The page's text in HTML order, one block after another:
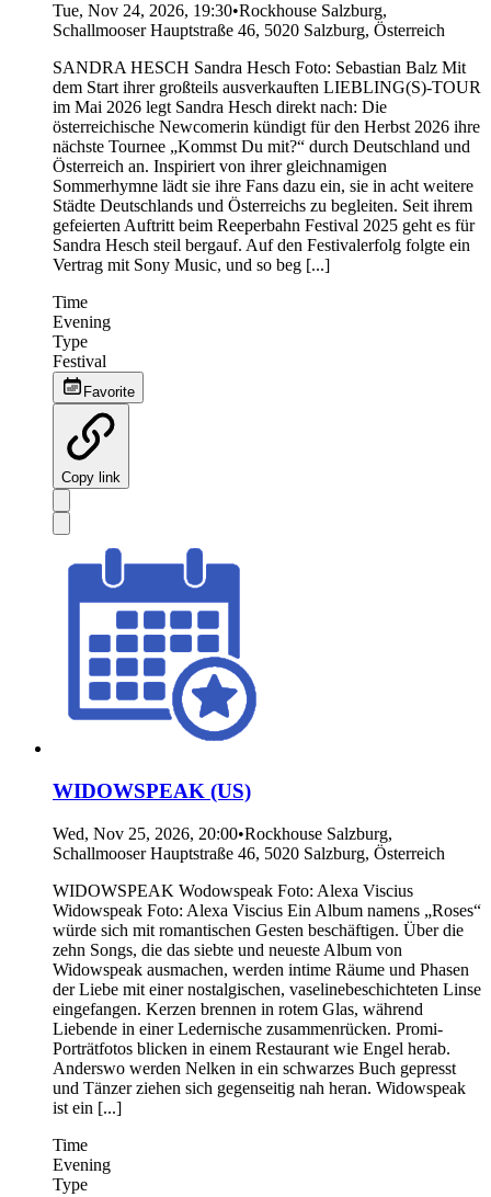
Tue, Nov 24, 2026, 19:30•Rockhouse Salzburg,
Schallmooser Hauptstraße 46, 5020 Salzburg, Österreich
SANDRA HESCH Sandra Hesch Foto: Sebastian Balz Mit
dem Start ihrer großteils ausverkauften LIEBLING(S)-TOUR
im Mai 2026 legt Sandra Hesch direkt nach: Die
österreichische Newcomerin kündigt für den Herbst 2026 ihre
nächste Tournee „Kommst Du mit?“ durch Deutschland und
Österreich an. Inspiriert von ihrer gleichnamigen
Sommerhymne lädt sie ihre Fans dazu ein, sie in acht weitere
Städte Deutschlands und Österreichs zu begleiten. Seit ihrem
gefeierten Auftritt beim Reeperbahn Festival 2025 geht es für
Sandra Hesch steil bergauf. Auf den Festivalerfolg folgte ein
Vertrag mit Sony Music, und so beg [...]
Time
Evening
Type
Festival
Favorite
Copy link
WIDOWSPEAK (US)
Wed, Nov 25, 2026, 20:00•Rockhouse Salzburg,
Schallmooser Hauptstraße 46, 5020 Salzburg, Österreich
WIDOWSPEAK Wodowspeak Foto: Alexa Viscius
Widowspeak Foto: Alexa Viscius Ein Album namens „Roses“
würde sich mit romantischen Gesten beschäftigen. Über die
zehn Songs, die das siebte und neueste Album von
Widowspeak ausmachen, werden intime Räume und Phasen
der Liebe mit einer nostalgischen, vaselinebeschichteten Linse
eingefangen. Kerzen brennen in rotem Glas, während
Liebende in einer Ledernische zusammenrücken. Promi-
Porträtfotos blicken in einem Restaurant wie Engel herab.
Anderswo werden Nelken in ein schwarzes Buch gepresst
und Tänzer ziehen sich gegenseitig nah heran. Widowspeak
ist ein [...]
Time
Evening
Type